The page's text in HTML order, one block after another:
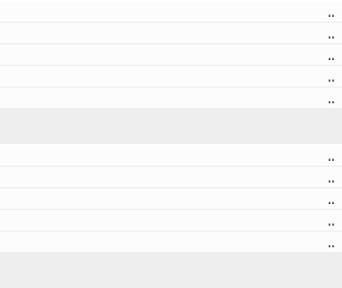
..
..
..
..
..
..
..
..
..
..